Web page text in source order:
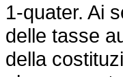
1-quater. Ai
delle tasse
della